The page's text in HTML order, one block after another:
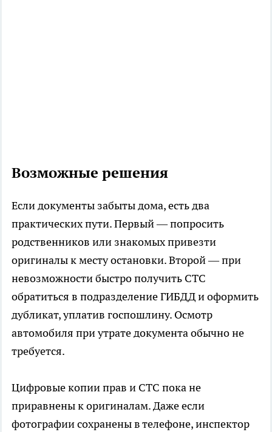
Возможные решения
Если документы забыты дома, есть два
практических пути. Первый — попросить
родственников или знакомых привезти
оригиналы к месту остановки. Второй — при
невозможности быстро получить СТС
обратиться в подразделение ГИБДД и оформить
дубликат, уплатив госпошлину. Осмотр
автомобиля при утрате документа обычно не
требуется.
Цифровые копии прав и СТС пока не
приравнены к оригиналам. Даже если
фотографии сохранены в телефоне, инспектор